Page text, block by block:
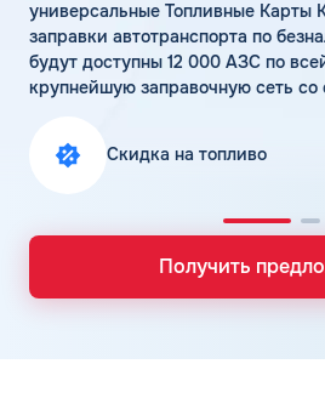
универсальные Топливные Карты
заправки автотранспорта по
будут доступны 12 000 АЗС по
крупнейшую заправочную сеть со
Скидка на топливо
Получить